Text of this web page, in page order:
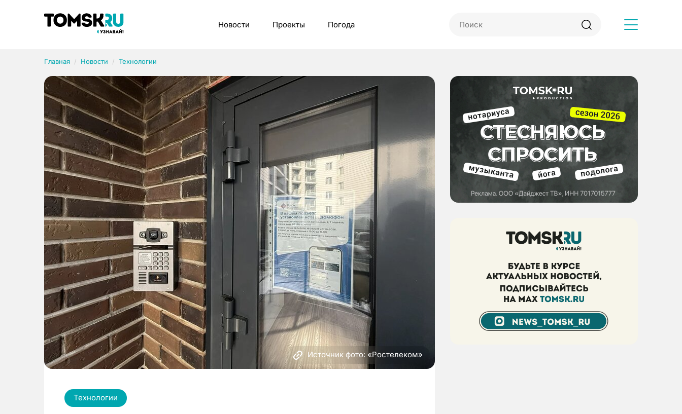
Новости Проекты Погода
Главная Новости Технологии
Источник фото: «Ростелеком»
Технологии
Рубрики